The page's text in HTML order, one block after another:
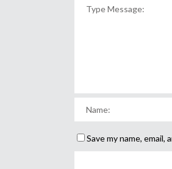
Save my name,